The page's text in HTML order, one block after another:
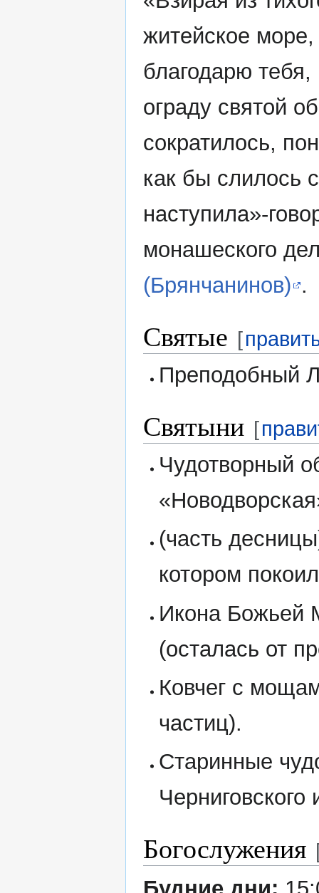
житейское
благодарю
ограду святой
сократилось,
как бы слилось
наступила»-
монашеского
(Брянчанинов) .
Святые [
Преподобный
Святыни [
Чудотворный
(часть
котором
Икона Божьей
(осталась от
Ковчег с
частиц).
Старинные
Богослужения